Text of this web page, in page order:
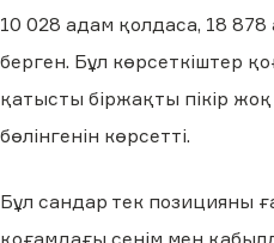
10 028 адам қолдаса, 18
берген. Бұл көрсеткіштер
қатысты біржақты пікір жоқ
бөлінгенін көрсетті.
Бұл сандар тек позицияны